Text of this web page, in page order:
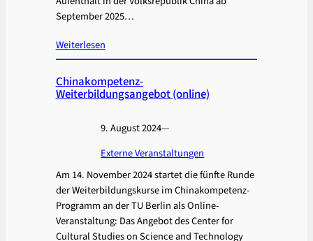
September 2025…
Weiterlesen
Chinakompetenz-
Weiterbildungsangebot (online)
9. August 2024—
Externe Veranstaltungen
Am 14. November 2024 startet die fünfte Runde
der Weiterbildungskurse im Chinakompetenz-
Programm an der TU Berlin als Online-
Veranstaltung: Das Angebot des Center for
Cultural Studies on Science and Technology